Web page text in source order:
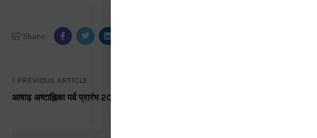
Share:
PREVIOUS ARTICLE
आषाढ़ अष्टाह्निका पर्व प्रारंभ 2026: तिथि, जैन महत्व और विधि